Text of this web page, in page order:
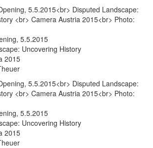
5.5.2015
Uncovering History
2015
5.5.2015
Uncovering History
2015